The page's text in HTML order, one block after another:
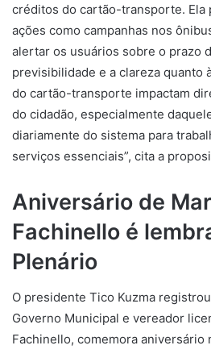
créditos do cartão-transporte. Ela
ações como campanhas nos
alertar os usuários sobre o prazo
previsibilidade e a clareza quanto
do cartão-transporte impactam
do cidadão, especialmente
diariamente do sistema para
serviços essenciais”, cita a
Aniversário de
Fachinello é
Plenário
O presidente Tico Kuzma
Governo Municipal e vereador
Fachinello, comemora aniversário